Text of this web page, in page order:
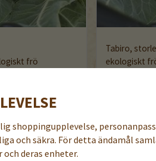
frö
Köp nu
Tabiro,
ekologiskt
Läs mer
shoppingupplevelse,
och säkra. För detta ändamål
deras enheter.